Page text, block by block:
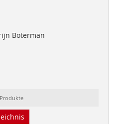
Boterman